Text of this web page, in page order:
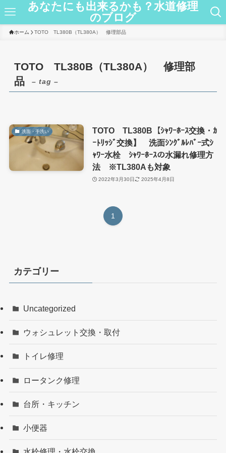
あなたにも出来るかも？水道修理
のブログ
ホーム TOTO TL380B（TL380A） 修理部品
TOTO TL380B（TL380A） 修理部
品
– tag –
洗面・手洗い
TOTO TL380B【ｼｬﾜｰﾎｰｽ交換・ｶ
ｰﾄﾘｯｼﾞ交換】 洗面ｼﾝｸﾞﾙﾚﾊﾞｰ式ｼ
ｬﾜｰ水栓 ｼｬﾜｰﾎｰｽの水漏れ修理方
法 ※TL380Aも対象
2022年3月30日 2025年4月8日
1
カテゴリー
Uncategorized
ウォシュレット交換・取付
トイレ修理
ロータンク修理
台所・キッチン
小便器